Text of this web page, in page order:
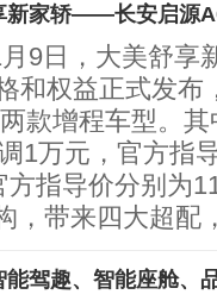
新家轿——长安启源
日，大美舒享
和权益正式发布
款增程车型。
1万元，官方指
指导价分别为
，带来四大超配
能驾趣、智能座舱、